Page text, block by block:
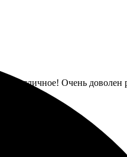
отличное! Очень доволен